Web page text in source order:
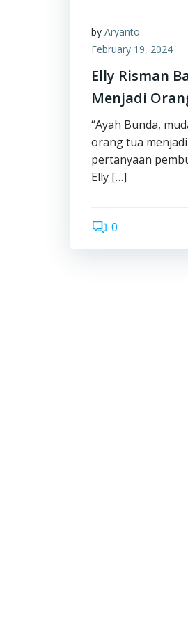
by Aryanto
February 19, 2024
Elly Risman
Menjadi
“Ayah Bunda,
orang tua
pertanyaan
Elly […]
0